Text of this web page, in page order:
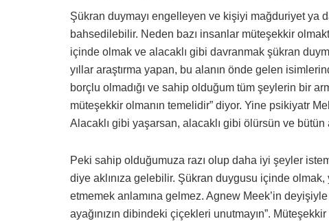
Şükran duymayı engelleyen ve kişiyi mağduriyet ya
bahsedilebilir. Neden bazı insanlar müteşekkir
içinde olmak ve alacaklı gibi davranmak şükran
yıllar araştırma yapan, bu alanın önde gelen
borçlu olmadığı ve sahip olduğum tüm şeylerin bir
müteşekkir olmanın temelidir” diyor. Yine psikiyatr
Alacaklı gibi yaşarsan, alacaklı gibi ölürsün ve bütün
Peki sahip olduğumuza razı olup daha iyi şeyler
diye aklınıza gelebilir. Şükran duygusu içinde
etmemek anlamına gelmez. Agnew Meek’in
ayağınızın dibindeki çiçekleri unutmayın”.